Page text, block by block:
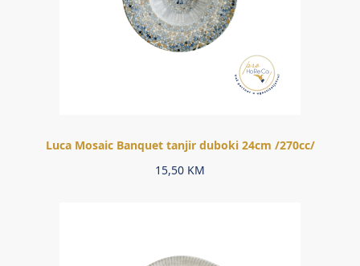
Luca Mosaic Banquet tanjir duboki 24cm /270cc/
15,50 KM